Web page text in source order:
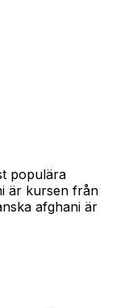
populära
är kursen från
afghani är